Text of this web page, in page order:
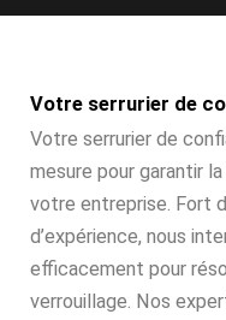
Votre serrurier de
Votre serrurier de
mesure pour garantir
votre entreprise. Fort
d’expérience, nous
efficacement pour
verrouillage. Nos